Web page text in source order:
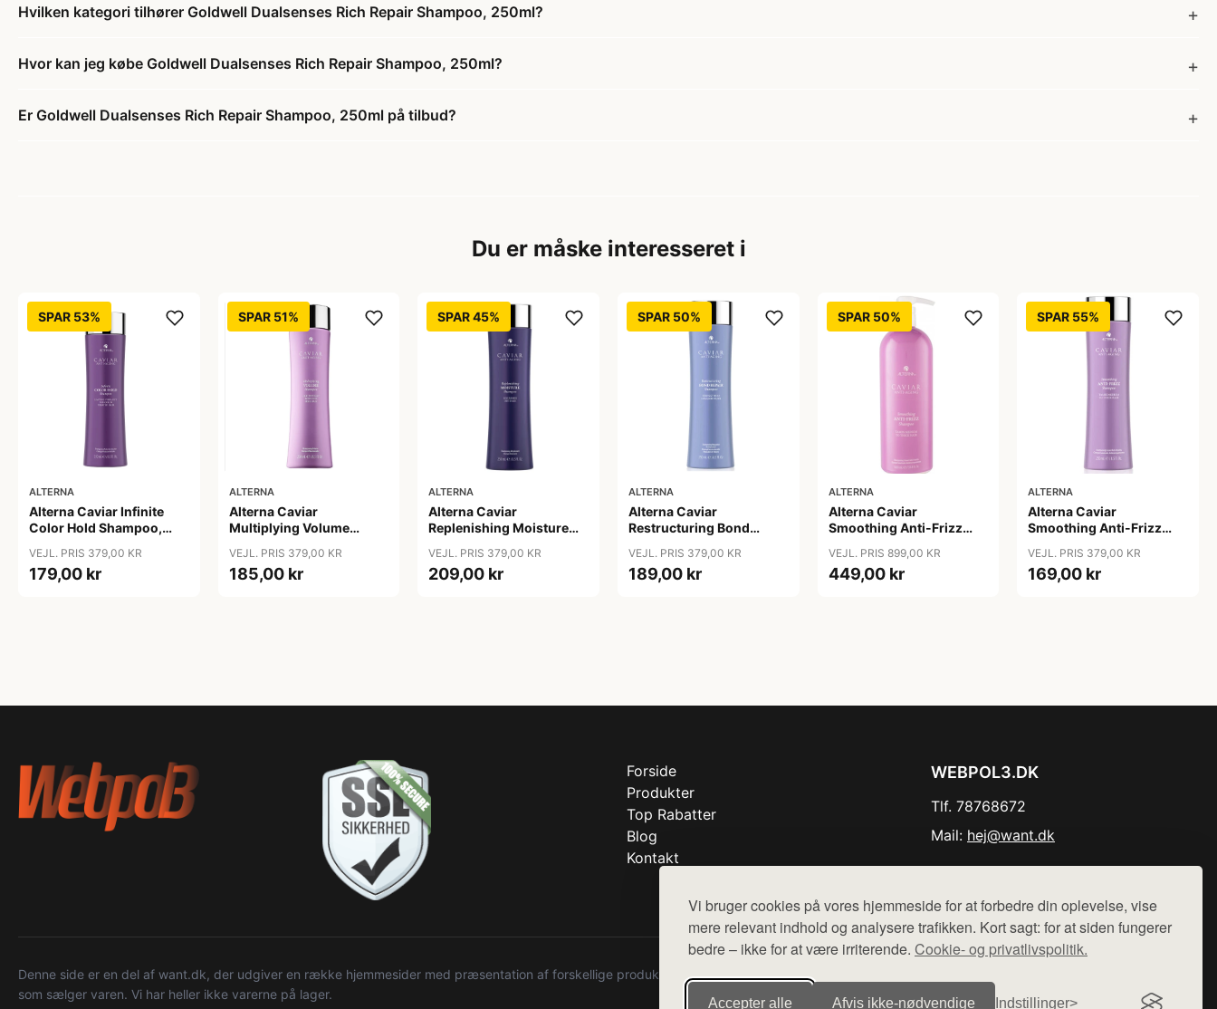
Vi bruger cookies på vores hjemmeside for at forbedre din oplevelse, vise
mere relevant indhold og analysere trafikken. Kort sagt: for at siden fungerer
bedre – ikke for at være irriterende. Cookie- og privatlivspolitik.
Accepter alle Afvis ikke‑nødvendige Indstillinger
Hvilken kategori tilhører Goldwell Dualsenses Rich Repair Shampoo, 250ml?
Hvor kan jeg købe Goldwell Dualsenses Rich Repair Shampoo, 250ml?
Er Goldwell Dualsenses Rich Repair Shampoo, 250ml på tilbud?
Du er måske interesseret i
SPAR 53%
ALTERNA
Alterna Caviar Infinite
Color Hold Shampoo,
VEJL. PRIS 379,00 KR
179,00 kr
SPAR 51%
ALTERNA
Alterna Caviar
Multiplying Volume
VEJL. PRIS 379,00 KR
185,00 kr
SPAR 45%
ALTERNA
Alterna Caviar
Replenishing Moisture
VEJL. PRIS 379,00 KR
209,00 kr
SPAR 50%
ALTERNA
Alterna Caviar
Restructuring Bond
VEJL. PRIS 379,00 KR
189,00 kr
SPAR 50%
ALTERNA
Alterna Caviar
Smoothing Anti-Frizz
VEJL. PRIS 899,00 KR
449,00 kr
SPAR 55%
ALTERNA
Alterna Caviar
Smoothing Anti-Frizz
VEJL. PRIS 379,00 KR
169,00 kr
Forside
Produkter
Top Rabatter
Blog
Kontakt
WEBPOL3.DK
Tlf. 78768672
Mail: hej@want.dk
Denne side er en del af want.dk, der udgiver en række hjemmesider med præsentation af forskellige produkter fra diverse webshops. Der sælges ikke varer fra denne side - vi henviser til de shops,
som sælger varen. Vi har heller ikke varerne på lager.